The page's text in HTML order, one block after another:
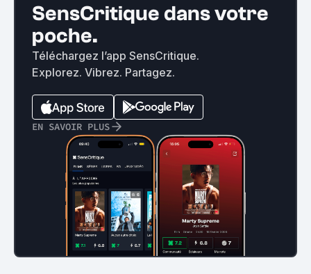
SensCritique dans votre
poche.
Téléchargez l’app SensCritique.
Explorez. Vibrez. Partagez.
EN SAVOIR PLUS